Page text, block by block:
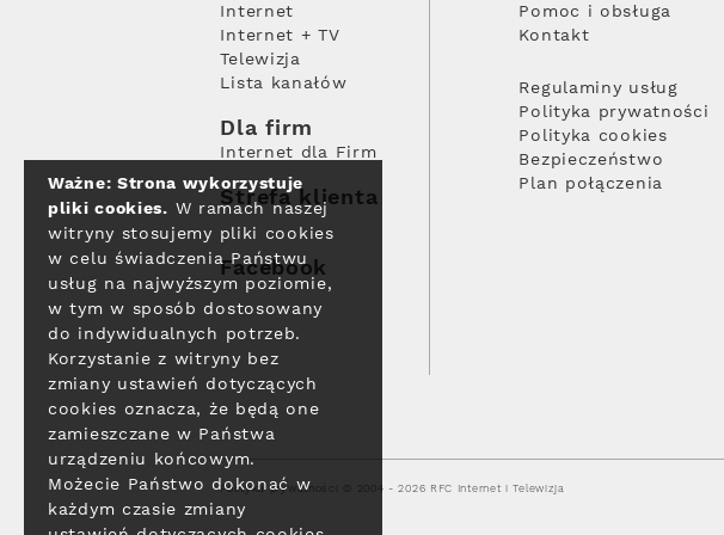
Internet
Internet + TV
Telewizja
Lista kanałów
Dla firm
Internet dla Firm
Strefa klienta
Facebook
Pomoc i obsługa
Kontakt
Regulaminy usług
Polityka prywatności
Polityka cookies
Bezpieczeństwo
Plan połączenia
Polityka prywatności © 2004 - 2026 RFC Internet i Telewizja
Ważne: Strona wykorzystuje
pliki cookies. W ramach naszej
witryny stosujemy pliki cookies
w celu świadczenia Państwu
usług na najwyższym poziomie,
w tym w sposób dostosowany
do indywidualnych potrzeb.
Korzystanie z witryny bez
zmiany ustawień dotyczących
cookies oznacza, że będą one
zamieszczane w Państwa
urządzeniu końcowym.
Możecie Państwo dokonać w
każdym czasie zmiany